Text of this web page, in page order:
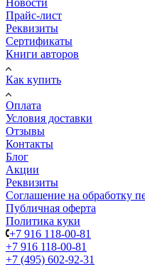
Новости
Прайс-лист
Реквизиты
Сертификаты
Книги авторов
Как купить
Оплата
Условия доставки
Отзывы
Контакты
Блог
Акции
Реквизиты
Соглашение на обработку
Публичная оферта
Политика куки
+7 916 118-00-81
+7 916 118-00-81
+7 (495) 602-92-31